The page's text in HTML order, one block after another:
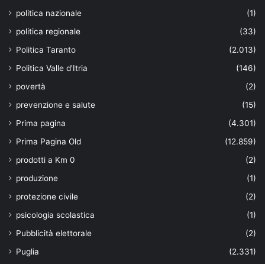
politica nazionale
(1)
politica regionale
(33)
Politica Taranto
(2.013)
Politica Valle d'Itria
(146)
povertà
(2)
prevenzione e salute
(15)
Prima pagina
(4.301)
Prima Pagina Old
(12.859)
prodotti a Km 0
(2)
produzione
(1)
protezione civile
(2)
psicologia scolastica
(1)
Pubblicità elettorale
(2)
Puglia
(2.331)